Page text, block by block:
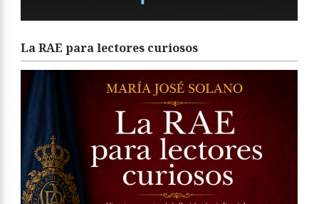
La RAE para lectores curiosos